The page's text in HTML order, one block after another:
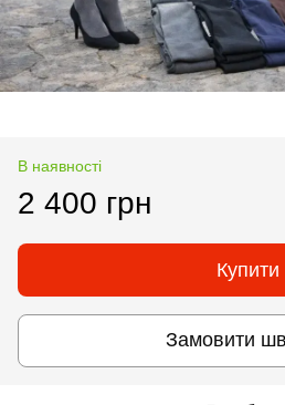
В наявності
2 400 грн
Купити
Замовити